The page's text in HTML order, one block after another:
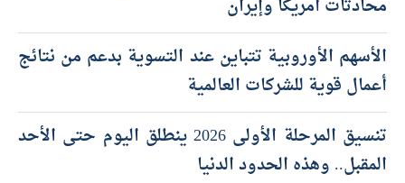
محادثات أمريكا وإيران
الأسهم الأوروبية تتباين عند التسوية بدعم من نتائج
أعمال قوية للشركات العالمية
تنسيق المرحلة الأولى 2026 ينطلق اليوم حتى الأحد
المقبل.. وهذه الحدود الدنيا